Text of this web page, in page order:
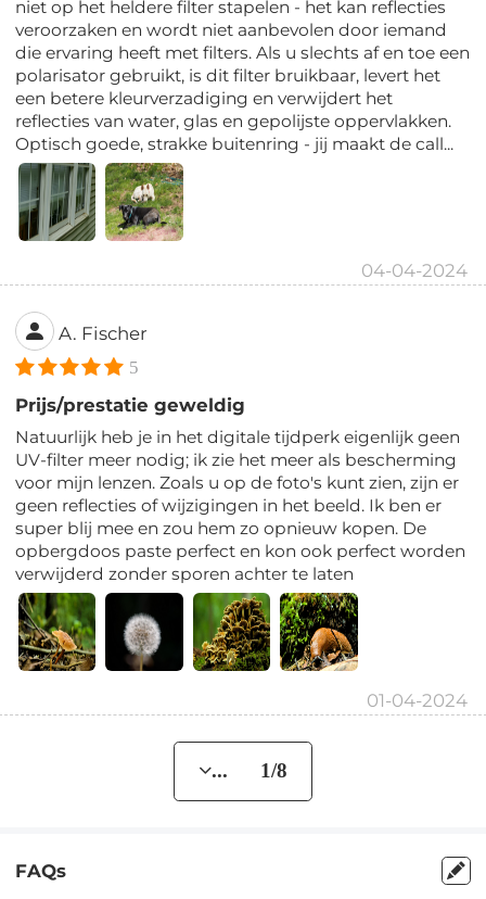
niet op het heldere filter stapelen - het kan reflecties
veroorzaken en wordt niet aanbevolen door iemand
die ervaring heeft met filters. Als u slechts af en toe een
polarisator gebruikt, is dit filter bruikbaar, levert het
een betere kleurverzadiging en verwijdert het
reflecties van water, glas en gepolijste oppervlakken.
Optisch goede, strakke buitenring - jij maakt de call...
04-04-2024
A. Fischer
5
Prijs/prestatie geweldig
Natuurlijk heb je in het digitale tijdperk eigenlijk geen
UV-filter meer nodig; ik zie het meer als bescherming
voor mijn lenzen. Zoals u op de foto's kunt zien, zijn er
geen reflecties of wijzigingen in het beeld. Ik ben er
super blij mee en zou hem zo opnieuw kopen. De
opbergdoos paste perfect en kon ook perfect worden
verwijderd zonder sporen achter te laten
01-04-2024
... 1/8
FAQs